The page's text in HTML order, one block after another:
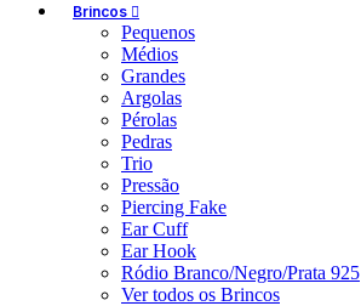
Brincos
Pequenos
Médios
Grandes
Argolas
Pérolas
Pedras
Trio
Pressão
Piercing Fake
Ear Cuff
Ear Hook
Ródio Branco/Negro/Prata 925
Ver todos os Brincos